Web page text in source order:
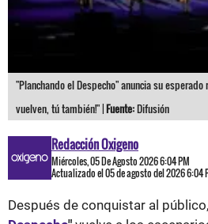
"Planchando el Despecho" anuncia su esperado
vuelven, tú también!" |Fuente:Difusión
Redacción Oxigeno
Miércoles, 05 De Agosto 2026 6:04 PM
Actualizado el 05 de agosto del 2026 6:04
Después de conquistar al público,